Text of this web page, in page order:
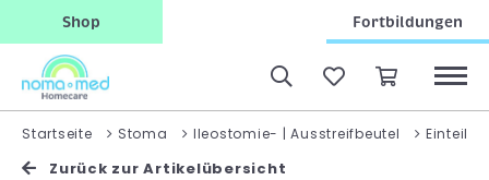
Shop Fortbildungen
Startseite Stoma Ileostomie- | Ausstreifbeutel
Zurück zur Artikelübersicht